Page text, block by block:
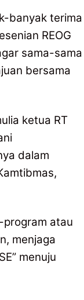
banyak terima
REOG
sama-sama
bersama
ketua RT
dalam
program atau
menjaga
menuju